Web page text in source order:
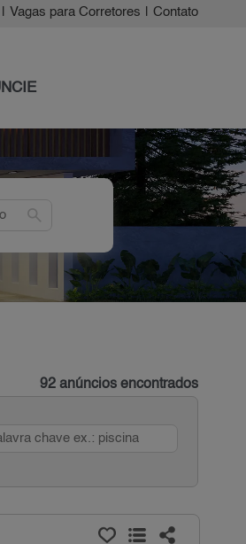
Vagas para Corretores Contato
search
92 anúncios encontrados